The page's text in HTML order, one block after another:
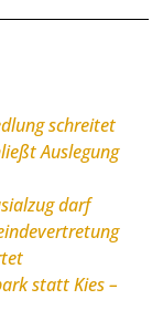
schreitet
Auslegung
darf
statt Kies –